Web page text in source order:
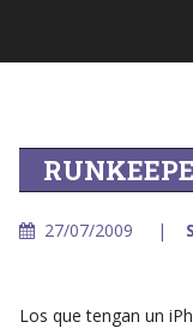
27/07/2009
Los que tengan un